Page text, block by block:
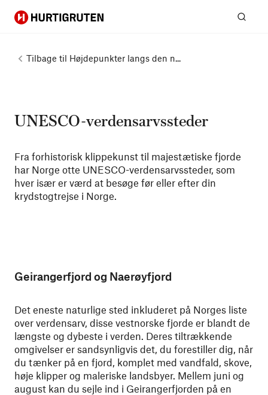
Hurtigruten
Tilbage til Højdepunkter langs den n...
UNESCO-verdensarvssteder
Fra forhistorisk klippekunst til majestætiske fjorde
har Norge otte UNESCO-verdensarvssteder, som
hver især er værd at besøge før eller efter din
krydstogtrejse i Norge.
Geirangerfjord og Naerøyfjord
Det eneste naturlige sted inkluderet på Norges liste
over verdensarv, disse vestnorske fjorde er blandt de
længste og dybeste i verden. Deres tiltrækkende
omgivelser er sandsynligvis det, du forestiller dig, når
du tænker på en fjord, komplet med vandfald, skove,
høje klipper og maleriske landsbyer. Mellem juni og
august kan du sejle ind i Geirangerfjorden på en